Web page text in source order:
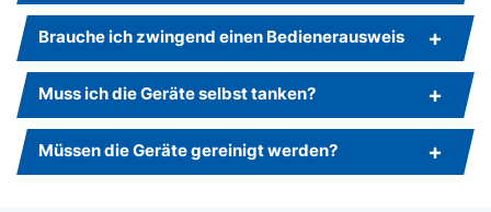
Brauche ich zwingend einen Bedienerausweis
Muss ich die Geräte selbst tanken?
Müssen die Geräte gereinigt werden?